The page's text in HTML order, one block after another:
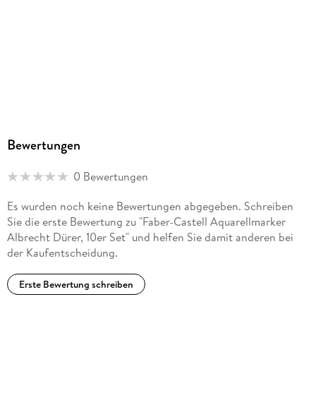
Bewertungen
0 Bewertungen
Es wurden noch keine Bewertungen abgegeben. Schreiben
Sie die erste Bewertung zu "Faber-Castell Aquarellmarker
Albrecht Dürer, 10er Set" und helfen Sie damit anderen bei
der Kaufentscheidung.
Erste Bewertung schreiben